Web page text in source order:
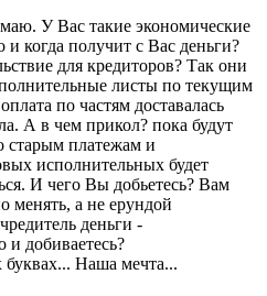
У Вас такие экономические
когда получит с Вас деньги?
для кредиторов? Так они
листы по текущим
по частям доставалась
А в чем прикол? пока будут
старым платежам и
исполнительных будет
И чего Вы добьетесь? Вам
менять, а не ерундой
деньги -
и добиваетесь?
Наша мечта...